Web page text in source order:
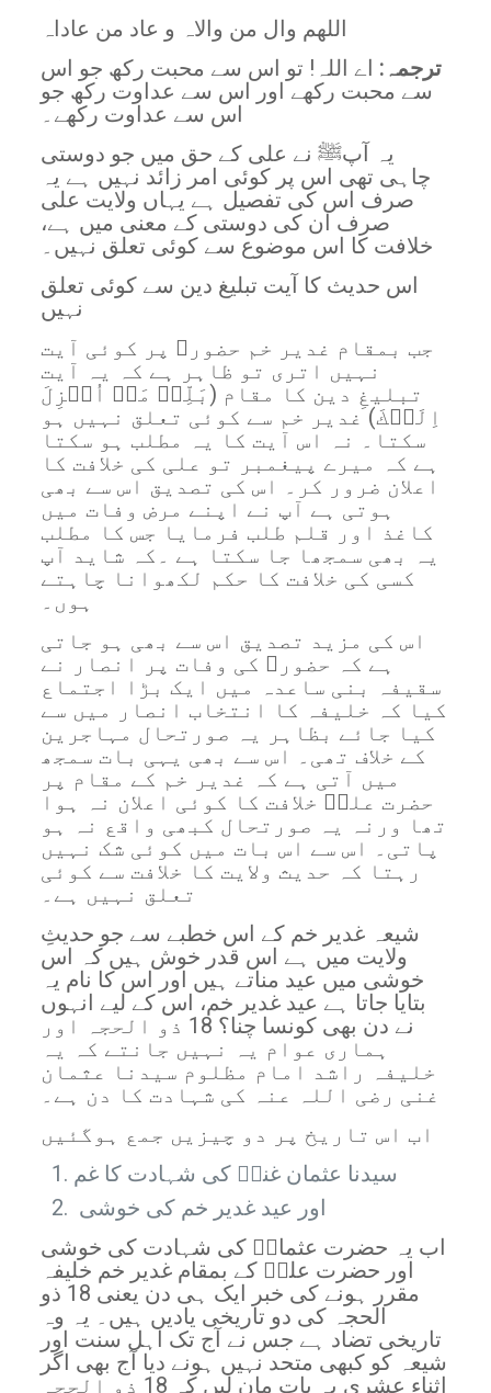
اللھم وال من والاہ و عاد من عاداہ
ترجمہ: اے اللہ! تو اس سے محبت رکھ جو اس
سے محبت رکھے اور اس سے عداوت رکھ جو
اس سے عداوت رکھے۔
یہ آپﷺ نے علی کے حق میں جو دوستی
چاہی تھی اس پر کوئی امر زائد نہیں ہے یہ
صرف اس کی تفصیل ہے یہاں ولایت علی
صرف ان کی دوستی کے معنی میں ہے،
خلافت کا اس موضوع سے کوئی تعلق نہیں۔
اس حدیث کا آیت تبلیغ دین سے کوئی تعلق
نہیں
جب بمقام غدیر خم حضورﷺ پر کوئی آیت
نہیں اتری تو ظاہر ہے کہ یہ آیت
تبلیغِ دین کا مقام (بَلِّغۡ مَاۤ اُنۡزِلَ
اِلَيۡكَ) غدیر خم سے کوئی تعلق نہیں ہو
سکتا۔ نہ اس آیت کا یہ مطلب ہو سکتا
ہے کہ میرے پیغمبر تو علی کی خلافت کا
اعلان ضرور کر۔ اس کی تصدیق اس سے بھی
ہوتی ہے آپ نے اپنے مرض وفات میں
کاغذ اور قلم طلب فرمایا جس کا مطلب
یہ بھی سمجھا جا سکتا ہے ۔کہ شاید آپ
کسی کی خلافت کا حکم لکھوانا چاہتے
ہوں۔
اس کی مزید تصدیق اس سے بھی ہو جاتی
ہے کہ حضورﷺ کی وفات پر انصار نے
سقیفہ بنی ساعدہ میں ایک بڑا اجتماع
کیا کہ خلیفہ کا انتخاب انصار میں سے
کیا جائے بظاہر یہ صورتحال مہاجرین
کے خلاف تھی۔ اس سے بھی یہی بات سمجھ
میں آتی ہے کہ غدیر خم کے مقام پر
حضرت علیؓ خلافت کا کوئی اعلان نہ ہوا
تھا ورنہ یہ صورتحال کبھی واقع نہ ہو
پاتی۔ اس سے اس بات میں کوئی شک نہیں
رہتا کہ حدیث ولایت کا خلافت سے کوئی
تعلق نہیں ہے۔
شیعہ غدیر خم کے اس خطبے سے جو حدیثِ
ولایت میں ہے اس قدر خوش ہیں کہ اس
خوشی میں عید مناتے ہیں اور اس کا نام یہ
بتایا جاتا ہے عید غدیر خم، اس کے لیے انہوں
نے دن بھی کونسا چنا؟ 18 ذو الحجہ اور
ہماری عوام یہ نہیں جانتے کہ یہ
خلیفہ راشد امام مظلوم سیدنا عثمان
غنی رضی اللہ عنہ کی شہادت کا دن ہے۔
اب اس تاریخ پر دو چیزیں جمع ہوگئیں
سیدنا عثمان غنیؓ کی شہادت کا غم
اور عید غدیر خم کی خوشی
اب یہ حضرت عثمانؓ کی شہادت کی خوشی
اور حضرت علیؓ کے بمقام غدیر خم خلیفہ
مقرر ہونے کی خبر ایک ہی دن یعنی 18 ذو
الحجہ کی دو تاریخی یادیں ہیں۔ یہ وہ
تاریخی تضاد ہے جس نے آج تک اہل سنت اور
شیعہ کو کبھی متحد نہیں ہونے دیا آج بھی اگر
اثناء عشری یہ بات مان لیں کہ 18 ذو الحجہ